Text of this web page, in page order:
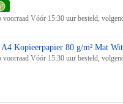
voorraad Vóór 15:30 uur besteld,
Kopieerpapier 80 g/m² Mat
voorraad Vóór 15:30 uur besteld,